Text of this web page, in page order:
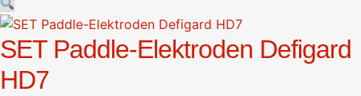
SET Paddle-Elektroden Defigard
HD7